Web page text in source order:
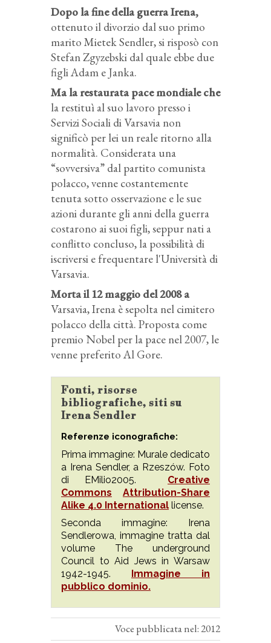
Dopo la fine della guerra Irena,
ottenuto il divorzio dal suo primo
marito Mietek Sendler, si risposò con
Stefan Zgyzebski dal quale ebbe due
figli Adam e Janka.
Ma la restaurata pace mondiale che
la restituì al suo lavoro presso i
Servizi Sociali di Varsavia non
significò per lei un reale ritorno alla
normalità. Considerata una
“sovversiva” dal partito comunista
polacco, venne costantemente
tenuta sotto osservazione e le sue
azioni durante gli anni della guerra
costarono ai suoi figli, seppur nati a
conflitto concluso, la possibilità di
iscriversi e frequentare l'Università di
Varsavia.
Morta il 12 maggio del 2008 a
Varsavia, Irena è sepolta nel cimitero
polacco della città. Proposta come
premio Nobel per la pace nel 2007, le
venne preferito Al Gore.
Fonti, risorse
bibliografiche, siti su
Irena Sendler
Referenze iconografiche:
Prima immagine: Murale dedicato
a Irena Sendler, a Rzeszów. Foto
di EMilio2005. Creative
Commons
Attribution-Share
Alike 4.0 International license.
Seconda immagine: Irena
Sendlerowa, immagine tratta dal
volume The underground
Council to Aid Jews in Warsaw
1942-1945. Immagine in
pubblico dominio.
Voce pubblicata nel: 2012